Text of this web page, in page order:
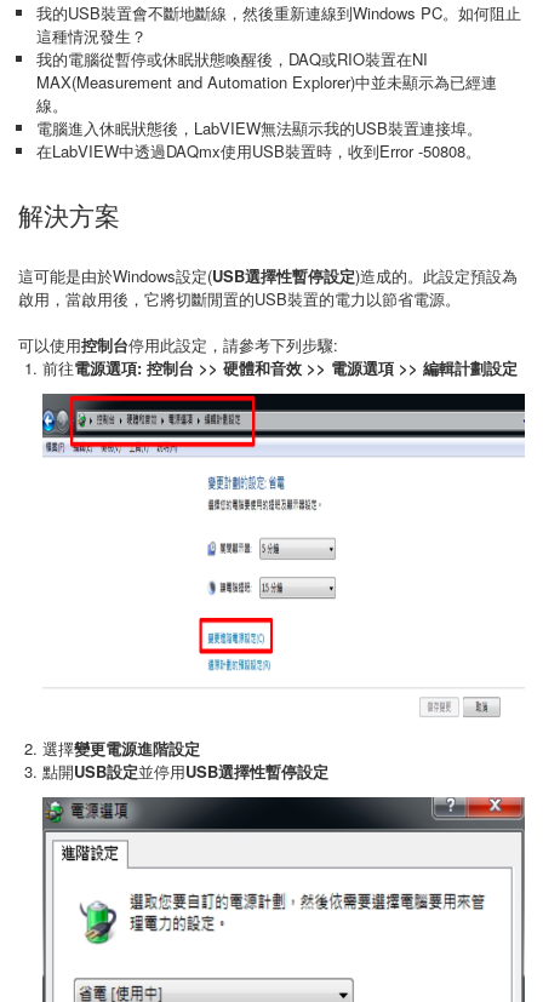
我的USB裝置會不斷地斷線，然後重新連線到Windows PC。如何阻止
這種情況發生？
我的電腦從暫停或休眠狀態喚醒後，DAQ或RIO裝置在NI
MAX(Measurement and Automation Explorer)中並未顯示為已經連
線。
電腦進入休眠狀態後，LabVIEW無法顯示我的USB裝置連接埠。
在LabVIEW中透過DAQmx使用USB裝置時，收到Error -50808。
解決方案
這可能是由於Windows設定(USB選擇性暫停設定)造成的。此設定預設為
啟用，當啟用後，它將切斷閒置的USB裝置的電力以節省電源。
可以使用控制台停用此設定，請參考下列步驟:
前往電源選項: 控制台 >> 硬體和音效 >> 電源選項 >> 編輯計劃設定
選擇變更電源進階設定
點開USB設定並停用USB選擇性暫停設定